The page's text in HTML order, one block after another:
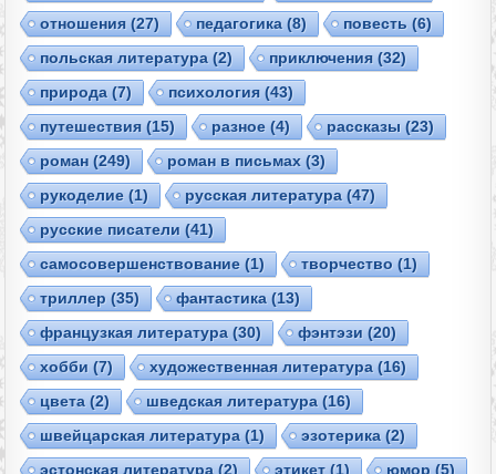
отношения (27) педагогика (8) повесть (6)
польская литература (2) приключения (32)
природа (7) психология (43)
путешествия (15) разное (4) рассказы (23)
роман (249) роман в письмах (3)
рукоделие (1) русская литература (47)
русские писатели (41)
самосовершенствование (1) творчество (1)
триллер (35) фантастика (13)
французкая литература (30) фэнтэзи (20)
хобби (7) художественная литература (16)
цвета (2) шведская литература (16)
швейцарская литература (1) эзотерика (2)
эстонская литература (2) этикет(1) юмор (5)